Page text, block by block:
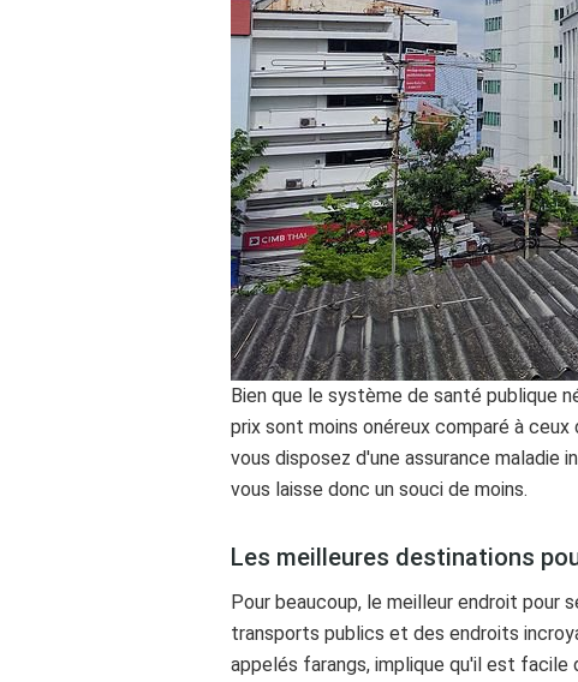
Bien que le système de santé publique
prix sont moins onéreux comparé à
vous disposez d'une assurance maladie
vous laisse donc un souci de moins.
Les meilleures destinations
Pour beaucoup, le meilleur endroit pour
transports publics et des endroits
appelés farangs, implique qu'il est facile